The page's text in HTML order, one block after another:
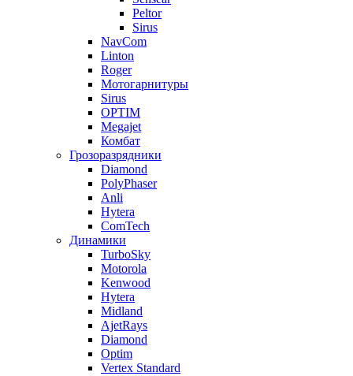
Peltor
Sirus
NavCom
Linton
Roger
Мотогарнитуры
Sirus
OPTIM
Megajet
Комбат
Грозоразрядники
Diamond
PolyPhaser
Anli
Hytera
ComTech
Динамики
TurboSky
Motorola
Kenwood
Hytera
Midland
AjetRays
Diamond
Optim
Vertex Standard